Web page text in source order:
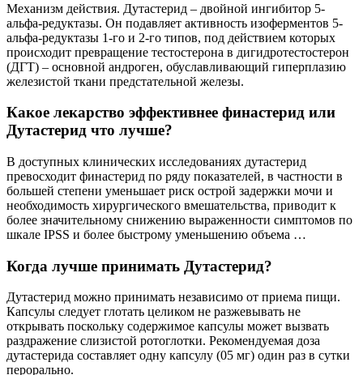
Механизм действия. Дутастерид – двойной ингибитор 5-
альфа-редуктазы. Он подавляет активность изоферментов 5-
альфа-редуктазы 1-го и 2-го типов, под действием которых
происходит превращение тестостерона в дигидротестостерон
(ДГТ) – основной андроген, обуславливающий гиперплазию
железистой ткани предстательной железы.
Какое лекарство эффективнее финастерид или
Дутастерид что лучше?
В доступных клинических исследованиях дутастерид
превосходит финастерид по ряду показателей, в частности в
большей степени уменьшает риск острой задержки мочи и
необходимость хирургического вмешательства, приводит к
более значительному снижению выраженности симптомов по
шкале IPSS и более быстрому уменьшению объема …
Когда лучше принимать Дутастерид?
Дутастерид можно принимать независимо от приема пищи.
Капсулы следует глотать целиком не разжевывать не
открывать поскольку содержимое капсулы может вызвать
раздражение слизистой ротоглотки. Рекомендуемая доза
дутастерида составляет одну капсулу (05 мг) один раз в сутки
перорально.